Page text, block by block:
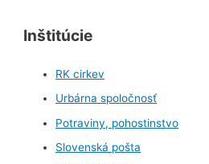
Inštitúcie
RK cirkev
Urbárna spoločnosť
Potraviny, pohostinstvo
Slovenská pošta